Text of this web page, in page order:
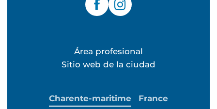
Área profesional
Sitio web de la ciudad
Charente-maritime France